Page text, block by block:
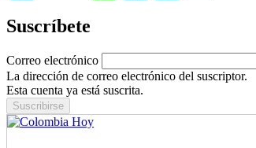
Suscríbete
Correo electrónico
La dirección de correo electrónico del suscriptor.
Esta cuenta ya está suscrita.